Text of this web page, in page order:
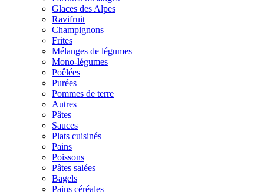
Glaces des Alpes
Ravifruit
Champignons
Frites
Mélanges de légumes
Mono-légumes
Poêlées
Purées
Pommes de terre
Autres
Pâtes
Sauces
Plats cuisinés
Pains
Poissons
Pâtes salées
Bagels
Pains céréales